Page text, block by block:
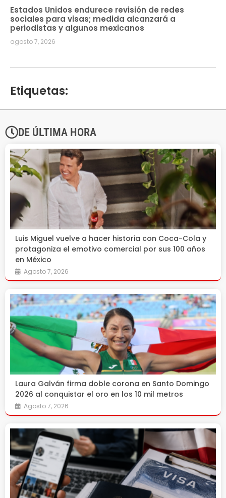
Estados Unidos endurece revisión de redes
sociales para visas; medida alcanzará a
periodistas y algunos mexicanos
agosto 7, 2026
Etiquetas:
DE ÚLTIMA HORA
Luis Miguel vuelve a hacer historia con Coca-Cola y
protagoniza el emotivo comercial por sus 100 años
en México
Agosto 7, 2026
Laura Galván firma doble corona en Santo Domingo
2026 al conquistar el oro en los 10 mil metros
Agosto 7, 2026